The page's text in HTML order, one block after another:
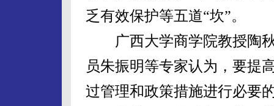
乏有效保护等五道“坎”。
广西大学商学院教授陶秋
员朱振明等专家认为，要提
过管理和政策措施进行必要